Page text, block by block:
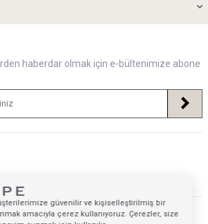
haberdar olmak için e-bültenimize abone
Adresi
güvenilir ve kişiselleştirilmiş bir
amacıyla çerez kullanıyoruz. Çerezler, size